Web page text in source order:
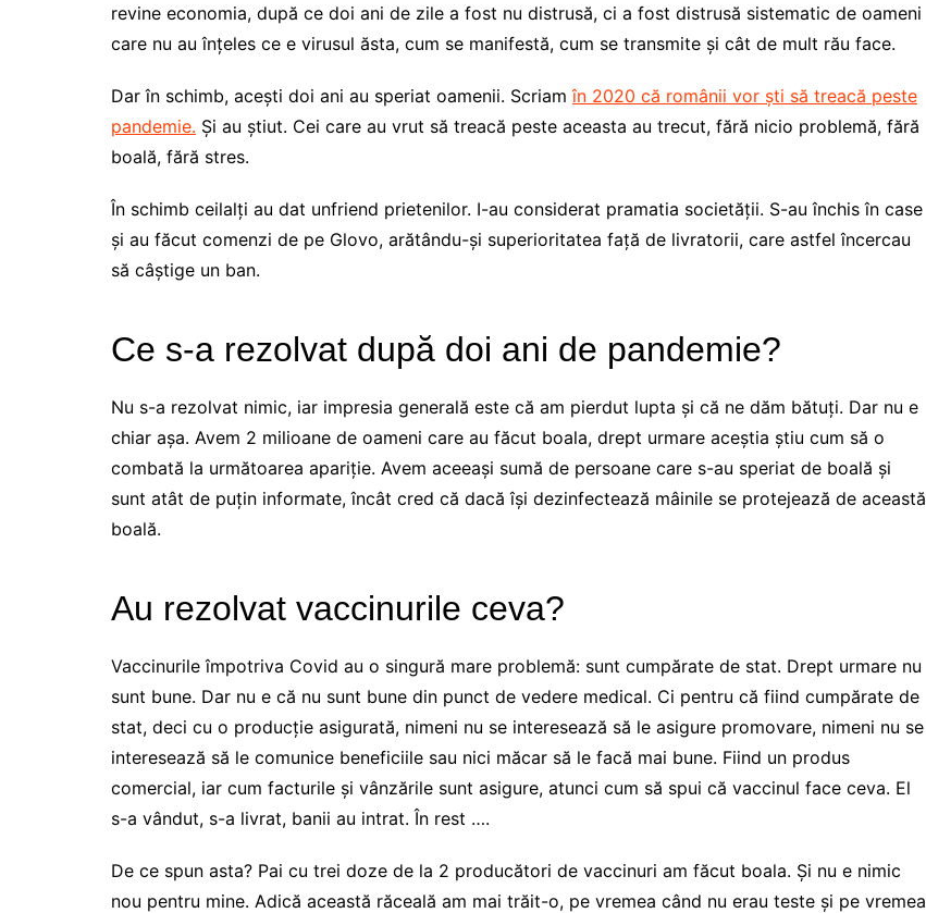
revine economia, după ce doi ani de zile a fost nu distrusă, ci a fost distrusă sistematic de oameni
care nu au înțeles ce e virusul ăsta, cum se manifestă, cum se transmite și cât de mult rău face.
Dar în schimb, acești doi ani au speriat oamenii. Scriamîn 2020 că românii vor ști să treacă peste
pandemie. Și au știut. Cei care au vrut să treacă peste aceasta au trecut, fără nicio problemă, fără
boală, fără stres.
În schimb ceilalți au dat unfriend prietenilor. I-au considerat pramatia societății. S-au închis în case
și au făcut comenzi de pe Glovo, arătându-și superioritatea față de livratorii, care astfel încercau
să câștige un ban.
Ce s-a rezolvat după doi ani de pandemie?
Nu s-a rezolvat nimic, iar impresia generală este că am pierdut lupta și că ne dăm bătuți. Dar nu e
chiar așa. Avem 2 milioane de oameni care au făcut boala, drept urmare aceștia știu cum să o
combată la următoarea apariție. Avem aceeași sumă de persoane care s-au speriat de boală și
sunt atât de puțin informate, încât cred că dacă își dezinfectează mâinile se protejează de această
boală.
Au rezolvat vaccinurile ceva?
Vaccinurile împotriva Covid au o singură mare problemă: sunt cumpărate de stat. Drept urmare nu
sunt bune. Dar nu e că nu sunt bune din punct de vedere medical. Ci pentru că fiind cumpărate de
stat, deci cu o producție asigurată, nimeni nu se interesează să le asigure promovare, nimeni nu se
interesează să le comunice beneficiile sau nici măcar să le facă mai bune. Fiind un produs
comercial, iar cum facturile și vânzările sunt asigure, atunci cum să spui că vaccinul face ceva. El
s-a vândut, s-a livrat, banii au intrat. În rest ….
De ce spun asta? Pai cu trei doze de la 2 producători de vaccinuri am făcut boala. Și nu e nimic
nou pentru mine. Adică această răceală am mai trăit-o, pe vremea când nu erau teste și pe vremea